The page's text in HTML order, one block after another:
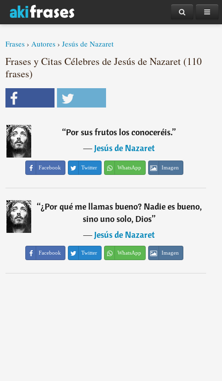
Frases ›Autores ›Jesús de Nazaret
Frases y Citas Célebres de Jesús de Nazaret (110
frases)
“Por sus frutos los conoceréis.”
―Jesús de Nazaret
Facebook Twitter WhatsApp Imagen
“¿Por qué me llamas bueno? Nadie es bueno,
sino uno solo, Dios”
―Jesús de Nazaret
Facebook Twitter WhatsApp Imagen